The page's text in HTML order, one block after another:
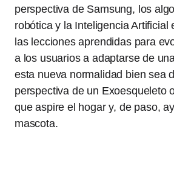
perspectiva de Samsung, los
robótica y la Inteligencia Artificial
las lecciones aprendidas para
a los usuarios a adaptarse de
esta nueva normalidad bien sea
perspectiva de un Exoesqueleto
que aspire el hogar y, de paso,
mascota.